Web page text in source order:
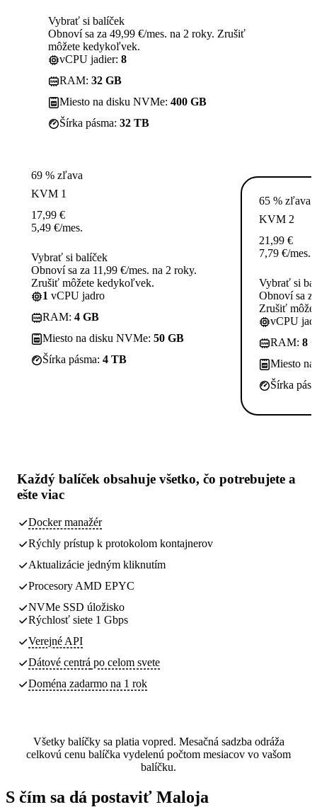
Vybrať si balíček
Obnoví sa za 49,99 €/mes. na 2 roky. Zrušiť
môžete kedykoľvek.
vCPU jadier: 8
RAM: 32 GB
Miesto na disku NVMe: 400 GB
Šírka pásma: 32 TB
69 % zľava
KVM 1
17,99 €
5,49 €/mes.
Vybrať si balíček
Obnoví sa za 11,99 €/mes. na 2 roky.
Zrušiť môžete kedykoľvek.
1 vCPU jadro
RAM: 4 GB
Miesto na disku NVMe: 50 GB
Šírka pásma: 4 TB
65 % zľava
KVM 2
21,99 €
7,79 €/mes.
Vybrať si
Obnoví sa
Zrušiť
vCPU
RAM: 8
Miesto
Šírka
Každý balíček obsahuje všetko, čo potrebujete a
ešte viac
Docker manažér
Rýchly prístup k protokolom kontajnerov
Aktualizácie jedným kliknutím
Procesory AMD EPYC
NVMe SSD úložisko
Rýchlosť siete 1 Gbps
Verejné API
Dátové centrá po celom svete
Doména zadarmo na 1 rok
Všetky balíčky sa platia vopred. Mesačná sadzba odráža
celkovú cenu balíčka vydelenú počtom mesiacov vo vašom
balíčku.
S čím sa dá postaviť Maloja